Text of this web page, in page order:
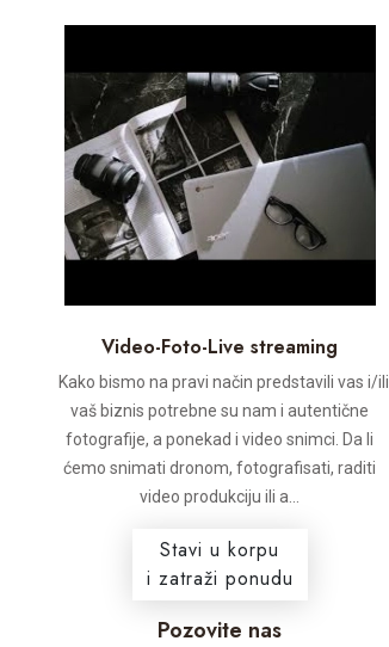
Video-Foto-Live streaming
Kako bismo na pravi način predstavili vas i/ili
vaš biznis potrebne su nam i autentične
fotografije, a ponekad i video snimci. Da li
ćemo snimati dronom, fotografisati, raditi
video produkciju ili a...
Stavi u korpu
i zatraži ponudu
Pozovite nas